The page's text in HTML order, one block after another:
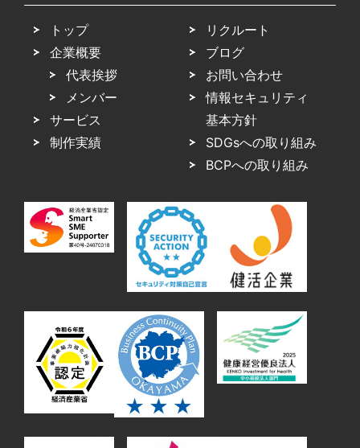
トップ
企業概要
代表挨拶
メンバー
サービス
制作実績
リクルート
ブログ
お問い合わせ
情報セキュリティ
基本方針
SDGsへの取り組み
BCPへの取り組み